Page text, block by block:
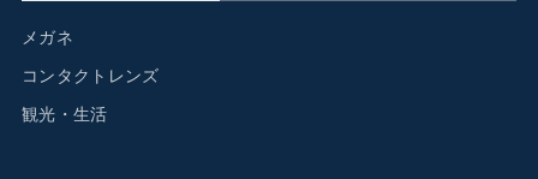
メガネ
コンタクトレンズ
観光・生活